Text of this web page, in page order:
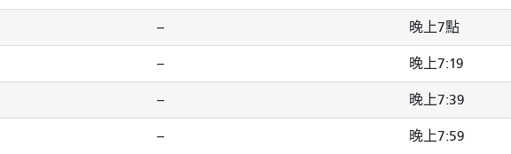
-- 晚上7點
-- 晚上7:19
-- 晚上7:39
-- 晚上7:59